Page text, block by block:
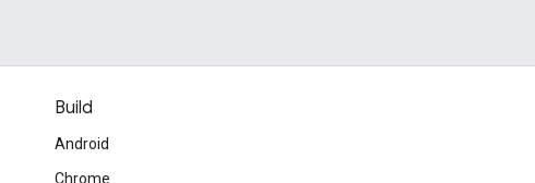
Build
Android
Chrome